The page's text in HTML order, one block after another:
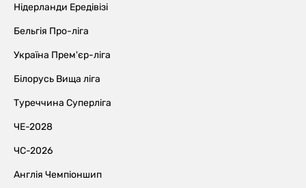
Нідерланди Ередівізі
Бельгія Про-ліга
Україна Прем'єр-ліга
Білорусь Вища ліга
Туреччина Суперліга
ЧЕ-2028
ЧС-2026
Англія Чемпіоншип